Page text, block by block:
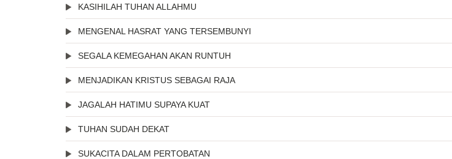
KASIHILAH TUHAN ALLAHMU
MENGENAL HASRAT YANG TERSEMBUNYI
SEGALA KEMEGAHAN AKAN RUNTUH
MENJADIKAN KRISTUS SEBAGAI RAJA
JAGALAH HATIMU SUPAYA KUAT
TUHAN SUDAH DEKAT
SUKACITA DALAM PERTOBATAN